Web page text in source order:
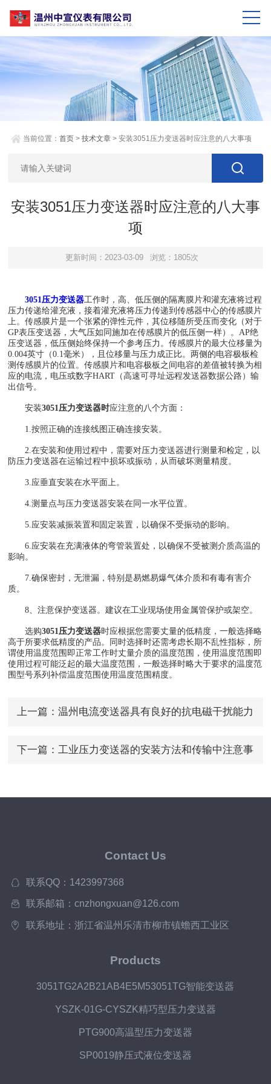
当前位置：首页 >技术文章 > 安装3051压力变送器时应注意的八大事项
安装3051压力变送器时应注意的八大事
项
更新时间：2023-03-09 浏览：1805次
3051压力变送器工作时，高、低压侧的隔离膜片和灌充液将过程
压力传递给灌充液，接着灌充液将压力传递到传感器中心的传感膜片
上。传感膜片是一个张紧的弹性元件，其位移随所受压而变化（对于
GP表压变送器，大气压如同施加在传感膜片的低压侧一样）。AP绝
压变送器，低压侧始终保持一个参考压力。传感膜片的最大位移量为
0.004英寸（0.1毫米），且位移量与压力成正比。两侧的电容极板检
测传感膜片的位置。传感膜片和电容极板之间电容的差值被转换为相
应的电流，电压或数字HART（高速可寻址远程发送器数据公路）输
出信号。
安装3051压力变送器时应注意的八个方面：
1.按照正确的连接线图正确连接安装。
2.在安装和使用过程中，需要对压力变送器进行测量和检定，以
防压力变送器在运输过程中损坏或振动，从而破坏测量精度。
3.应垂直安装在水平面上。
4.测量点与压力变送器安装在同一水平位置。
5.应安装减振装置和固定装置，以确保不受振动的影响。
6.应安装在充满液体的弯管装置处，以确保不受被测介质高温的
影响。
7.确保密封，无泄漏，特别是易燃易爆气体介质和有毒有害介
质。
8、注意保护变送器。建议在工业现场使用金属管保护或架空。
选购3051压力变送器时应根据您需要丈量的低精度，一般选择略
高于所要求低精度的产品。同时选择时还需考虑长期不乱性指标，所
谓使用温度范围即正常工作时丈量介质的温度范围，使用温度范围即
使用过程可能泛起的最大温度范围，一般选择时略大于要求的温度范
围型号系列补偿温度范围使用温度范围精度。
上一篇： 温州电流变送器具有良好的抗电磁干扰能力
下一篇： 工业压力变送器的安装方法和传输中注意事
Contact Us
联系QQ：1423997368
联系邮箱：cnzhongxuan@126.com
联系地址：浙江省温州乐清市柳市镇蟾西工业区
Products
3051TG2A2B21AB4E5M53051TG智能变送器
YSZK-01G-CYSZK精巧型压力变送器
PTG900高温型压力变送器
SP0019静压式液位变送器